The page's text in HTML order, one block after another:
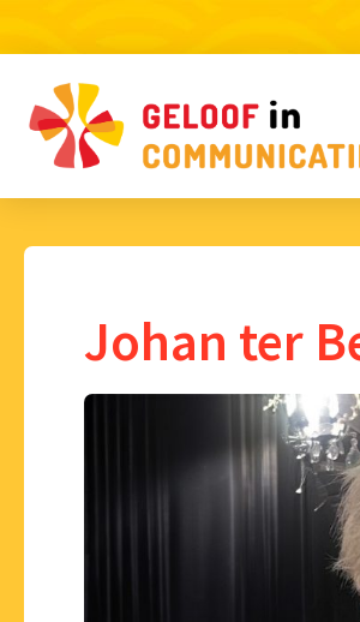
Johan ter